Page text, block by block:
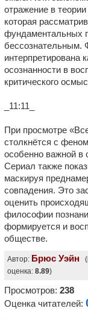
отражение в
которая
фундаментальных
бессознательным.
интерпретирована
осознанности в
критического
_11:11_
При просмотре
столкнётся с
особенно важной в
Сериал также
маскируя
совпадения. Это
оценить
философии
формируется и
обществе.
Автор: Брюс Уэйн
оценка: 8.89)
Просмотров: 238
Оценка читателей: